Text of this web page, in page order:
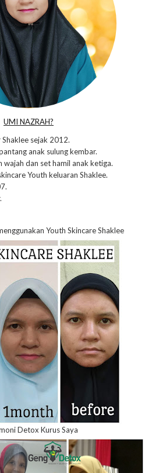
UMI NAZRAH?
sejak 2012.
anak sulung kembar.
wajah dan set hamil anak ketiga.
Youth keluaran Shaklee.
Youth Skincare Shaklee
Detox Kurus Saya